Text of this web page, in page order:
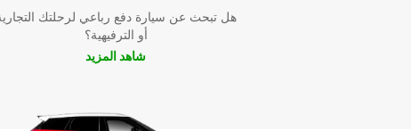
هل تبحث عن سيارة دفع رباعي لرحلتك
أو الترفيهية؟
شاهد المزيد